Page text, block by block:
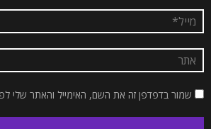
שמור בדפדפן זה את השם, האימייל והאתר שלי